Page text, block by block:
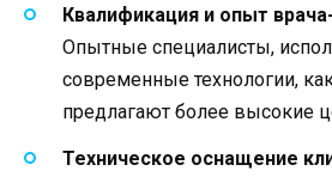
Квалификация и опыт
Опытные специалисты,
современные технологии,
предлагают более высокие
Техническое оснащение